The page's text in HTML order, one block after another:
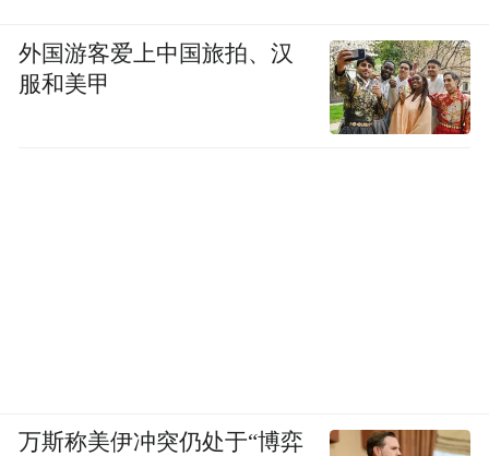
外国游客爱上中国旅拍、汉
服和美甲
万斯称美伊冲突仍处于“博弈